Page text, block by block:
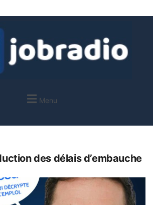
Menu
des délais d’embauche